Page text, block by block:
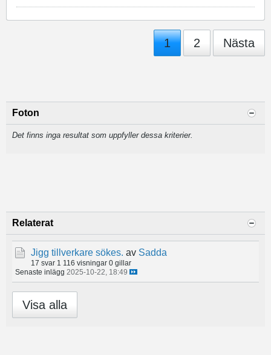
1 2 Nästa
Foton
Det finns inga resultat som uppfyller dessa kriterier.
Relaterat
Jigg tillverkare sökes. av Sadda
17 svar 1 116 visningar 0 gillar
Senaste inlägg 2025-10-22, 18:49
Visa alla